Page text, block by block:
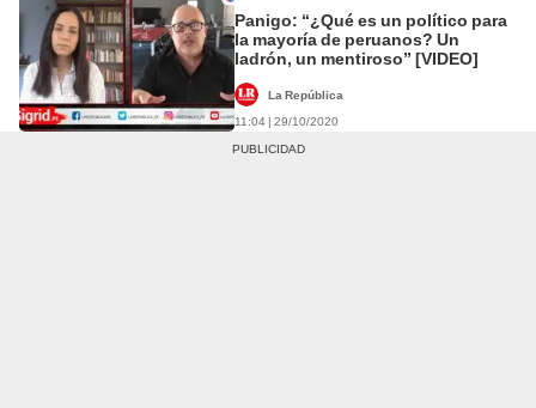
Panigo: “¿Qué es un político para
la mayoría de peruanos? Un
ladrón, un mentiroso” [VIDEO]
La República
11:04 | 29/10/2020